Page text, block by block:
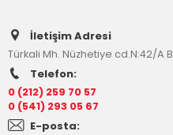
İletişim Adresi
Türkali Mh. Nüzhetiye cd.N:42/A
Telefon:
0 (212) 259 70 57
0 (541) 293 05 67
E-posta: